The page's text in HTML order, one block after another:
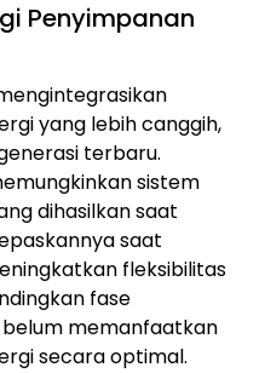
Penyimpanan
yang lebih canggih,
terbaru.
sistem
dihasilkan saat
saat
fleksibilitas
fase
memanfaatkan
secara optimal.